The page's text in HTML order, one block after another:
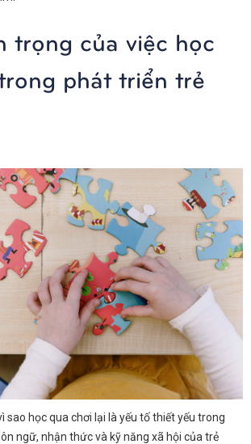
trọng của việc học
phát triển trẻ
sao học qua chơi lại là yếu tố thiết yếu trong
ngữ, nhận thức và kỹ năng xã hội của trẻ